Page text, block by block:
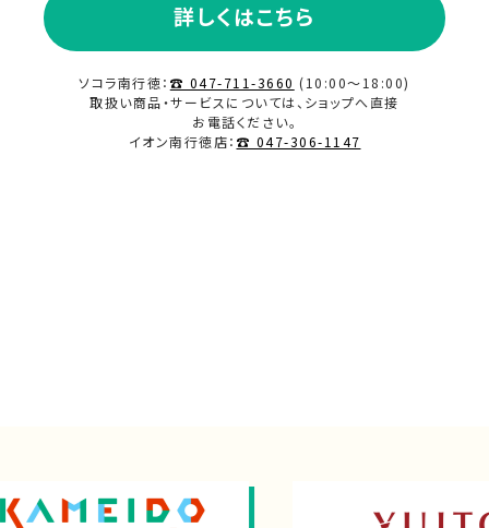
詳しくはこちら
ソコラ南行徳： ☎ 047-711-3660 (10:00～18:00)
取扱い商品・サービスについては、ショップへ直接
お電話ください。
イオン南行徳店： ☎ 047-306-1147